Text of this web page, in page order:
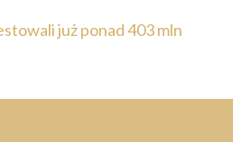
już ponad 403 mln